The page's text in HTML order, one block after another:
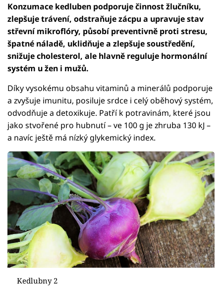
Konzumace kedluben podporuje činnost žlučníku,
zlepšuje trávení, odstraňuje zácpu a upravuje stav
střevní mikroflóry, působí preventivně proti stresu,
špatné náladě, uklidňuje a zlepšuje soustředění,
snižuje cholesterol, ale hlavně reguluje hormonální
systém u žen i mužů.
Díky vysokému obsahu vitaminů a minerálů podporuje
a zvyšuje imunitu, posiluje srdce i celý oběhový systém,
odvodňuje a detoxikuje. Patří k potravinám, které jsou
jako stvořené pro hubnutí – ve 100 g je zhruba 130 kJ –
a navíc ještě má nízký glykemický index.
Kedlubny 2